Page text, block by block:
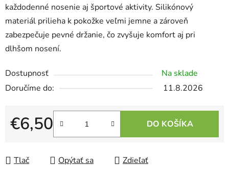
každodenné nosenie aj športové aktivity. Silikónový
materiál prilieha k pokožke veľmi jemne a zároveň
zabezpečuje pevné držanie, čo zvyšuje komfort aj pri
dlhšom nosení.
Dostupnosť
Na sklade
11.8.2026
€6,50
Jednotková cena:
DO KOŠÍKA
Tlač Opýtať sa Zdieľať